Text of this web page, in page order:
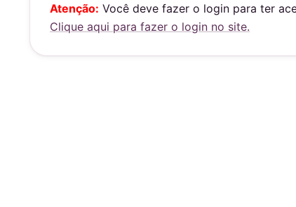
s
A
p
e
b
o
l
Atenção: Você deve fazer o login para ter
Clique aqui para fazer o login no site.